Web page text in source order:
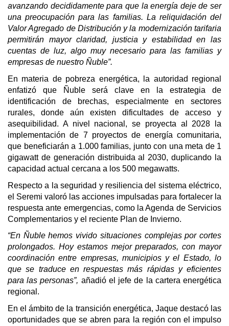
avanzando decididamente para que la energía deje de ser
una preocupación para las familias. La reliquidación del
Valor Agregado de Distribución y la modernización tarifaria
permitirán mayor claridad, justicia y estabilidad en las
cuentas de luz, algo muy necesario para las familias y
empresas de nuestro Ñuble”.
En materia de pobreza energética, la autoridad regional
enfatizó que Ñuble será clave en la estrategia de
identificación de brechas, especialmente en sectores
rurales, donde aún existen dificultades de acceso y
asequibilidad. A nivel nacional, se proyecta al 2028 la
implementación de 7 proyectos de energía comunitaria,
que beneficiarán a 1.000 familias, junto con una meta de 1
gigawatt de generación distribuida al 2030, duplicando la
capacidad actual cercana a los 500 megawatts.
Respecto a la seguridad y resiliencia del sistema eléctrico,
el Seremi valoró las acciones impulsadas para fortalecer la
respuesta ante emergencias, como la Agenda de Servicios
Complementarios y el reciente Plan de Invierno.
“En Ñuble hemos vivido situaciones complejas por cortes
prolongados. Hoy estamos mejor preparados, con mayor
coordinación entre empresas, municipios y el Estado, lo
que se traduce en respuestas más rápidas y eficientes
para las personas”, añadió el jefe de la cartera energética
regional.
En el ámbito de la transición energética, Jaque destacó las
oportunidades que se abren para la región con el impulso